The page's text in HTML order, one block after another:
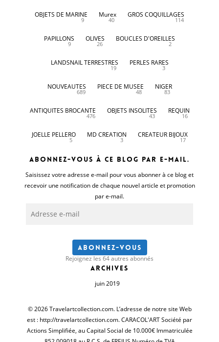
OBJETS DE MARINE
9
Murex
40
GROS COQUILLAGES
114
PAPILLONS
9
OLIVES
26
BOUCLES D'OREILLES
2
LANDSNAIL TERRESTRES
19
PERLES RARES
3
NOUVEAUTES
689
PIECE DE MUSEE
48
NIGER
83
ANTIQUITES BROCANTE
476
OBJETS INSOLITES
43
REQUIN
16
JOELLE PELLERO
5
MD CREATION
3
CREATEUR BIJOUX
17
Abonnez-vous à ce blog par e-mail.
Saisissez votre adresse e-mail pour vous abonner à ce blog et
recevoir une notification de chaque nouvel article et promotion
par e-mail.
e-
Abonnez-vous
Rejoignez les 64 autres abonnés
Archives
juin 2019
© 2026 Travelartcollection.com. L’adresse de notre site Web
est : http://travelartcollection.com. CARACOL'ART Société par
Actions Simplifiée, au Capital Social de 10.000€ Immatriculée